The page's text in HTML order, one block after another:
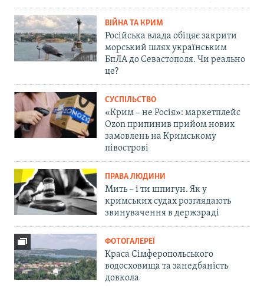
ВІЙНА ТА КРИМ
Російська влада обіцяє закрити
морський шлях українським
БпЛА до Севастополя. Чи реально
це?
СУСПІЛЬСТВО
«Крим – не Росія»: маркетплейс
Ozon припинив прийом нових
замовлень на Кримському
півострові
ПРАВА ЛЮДИНИ
Мить – і ти шпигун. Як у
кримських судах розглядають
звинувачення в держзраді
ФОТОГАЛЕРЕЇ
Краса Сімферопольського
водосховища та занедбаність
довкола